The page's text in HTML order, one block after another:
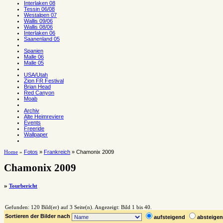
Interlaken 08
Tessin 06/08
Westalpen 07
Wallis 09/06
Wallis 08/06
Interlaken 06
Saanenland 05
Spanien
Malle 06
Malle 05
USA/Utah
Zion FR Festival
Brian Head
Red Canyon
Moab
Archiv
Alte Heimreviere
Events
Freeride
Wallpaper
Home » Fotos » Frankreich » Chamonix 2009
Chamonix 2009
» Tourbericht
Gefunden: 120 Bild(er) auf 3 Seite(n). Angezeigt: Bild 1 bis 40.
Sortieren der Bilder nach aufsteigend